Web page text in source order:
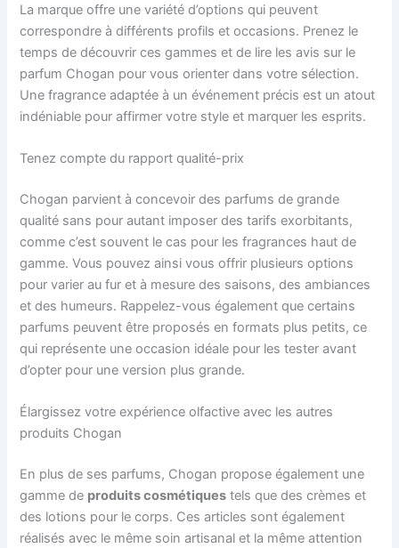
La marque offre une variété d’options qui peuvent
correspondre à différents profils et occasions. Prenez le
temps de découvrir ces gammes et de lire les avis sur le
parfum Chogan pour vous orienter dans votre sélection.
Une fragrance adaptée à un événement précis est un atout
indéniable pour affirmer votre style et marquer les esprits.
Tenez compte du rapport qualité-prix
Chogan parvient à concevoir des parfums de grande
qualité sans pour autant imposer des tarifs exorbitants,
comme c’est souvent le cas pour les fragrances haut de
gamme. Vous pouvez ainsi vous offrir plusieurs options
pour varier au fur et à mesure des saisons, des ambiances
et des humeurs. Rappelez-vous également que certains
parfums peuvent être proposés en formats plus petits, ce
qui représente une occasion idéale pour les tester avant
d’opter pour une version plus grande.
Élargissez votre expérience olfactive avec les autres
produits Chogan
En plus de ses parfums, Chogan propose également une
gamme de produits cosmétiques tels que des crèmes et
des lotions pour le corps. Ces articles sont également
réalisés avec le même soin artisanal et la même attention